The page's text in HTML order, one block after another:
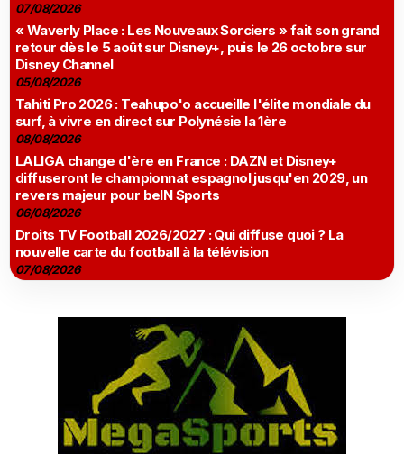
07/08/2026
« Waverly Place : Les Nouveaux Sorciers » fait son grand
retour dès le 5 août sur Disney+, puis le 26 octobre sur
Disney Channel
05/08/2026
Tahiti Pro 2026 : Teahupo'o accueille l'élite mondiale du
surf, à vivre en direct sur Polynésie la 1ère
08/08/2026
LALIGA change d'ère en France : DAZN et Disney+
diffuseront le championnat espagnol jusqu'en 2029, un
revers majeur pour beIN Sports
06/08/2026
Droits TV Football 2026/2027 : Qui diffuse quoi ? La
nouvelle carte du football à la télévision
07/08/2026